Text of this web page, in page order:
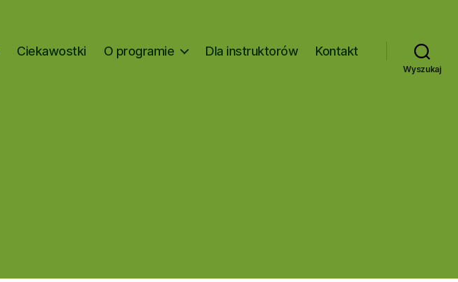
Ciekawostki O programie Dla instruktorów Kontakt
Wyszukaj